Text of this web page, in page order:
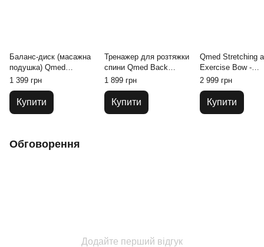
Баланс-диск (масажна
подушка) Qmed
Balance Disc червоний
1 399 грн
Купити
Тренажер для розтяжки
спини Qmed Back
Stretching Support
1 899 грн
Купити
Qmed Stretching
Exercise Bow -
Тренажер для
2 999 грн
Купити
Обговорення
Додайте перший відгук